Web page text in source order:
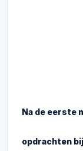
Na de eerste
opdrachten